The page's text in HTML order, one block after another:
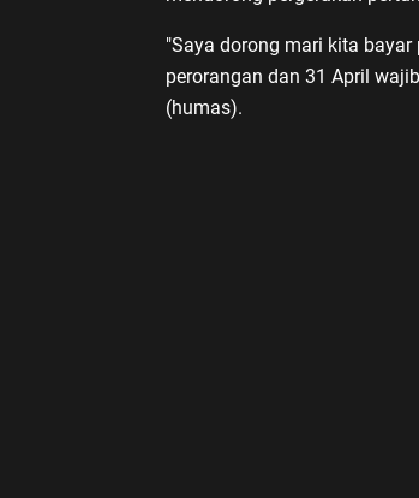
"Saya dorong mari kita
perorangan dan 31 April
(humas).